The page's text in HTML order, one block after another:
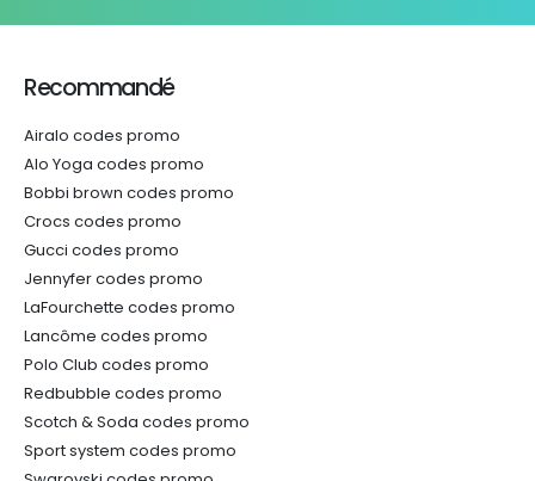
Recommandé
Airalo codes promo
Alo Yoga codes promo
Bobbi brown codes promo
Crocs codes promo
Gucci codes promo
Jennyfer codes promo
LaFourchette codes promo
Lancôme codes promo
Polo Club codes promo
Redbubble codes promo
Scotch & Soda codes promo
Sport system codes promo